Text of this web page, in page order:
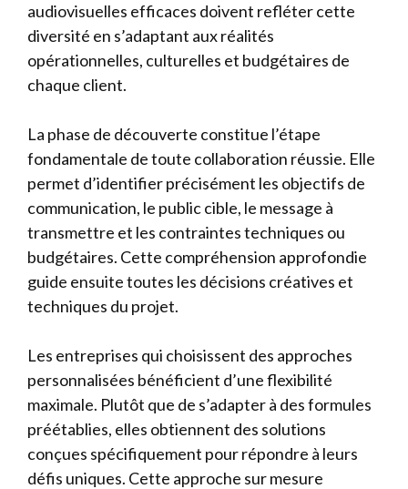
audiovisuelles efficaces doivent refléter cette
diversité en s’adaptant aux réalités
opérationnelles, culturelles et budgétaires de
chaque client.
La phase de découverte constitue l’étape
fondamentale de toute collaboration réussie. Elle
permet d’identifier précisément les objectifs de
communication, le public cible, le message à
transmettre et les contraintes techniques ou
budgétaires. Cette compréhension approfondie
guide ensuite toutes les décisions créatives et
techniques du projet.
Les entreprises qui choisissent des approches
personnalisées bénéficient d’une flexibilité
maximale. Plutôt que de s’adapter à des formules
préétablies, elles obtiennent des solutions
conçues spécifiquement pour répondre à leurs
défis uniques. Cette approche sur mesure